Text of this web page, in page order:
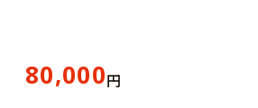
80,000円